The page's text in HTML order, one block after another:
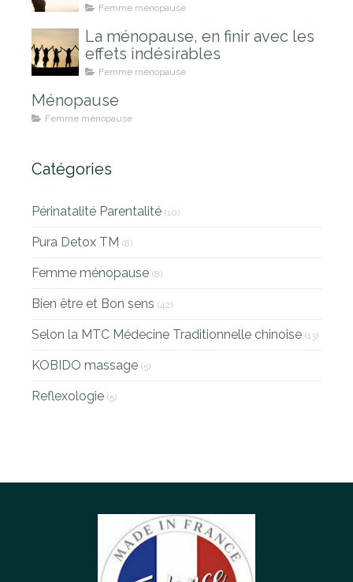
Femme ménopause
La ménopause, en finir avec les
effets indésirables
Femme ménopause
Ménopause
Femme ménopause
Catégories
Périnatalité Parentalité (10)
Pura Detox TM (8)
Femme ménopause (8)
Bien être et Bon sens (42)
Selon la MTC Médecine Traditionnelle chinoise (13)
KOBIDO massage (5)
Reflexologie (5)